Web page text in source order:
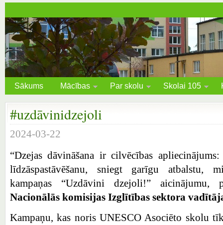
Sākums Mācības Par skolu Skolai 105
#uzdāvinidzejoli
2024-03-22
“Dzejas dāvināšana ir cilvēcības
līdzāspastāvēšanu, sniegt garīgu atbalstu,
kampaņas “Uzdāvini dzejoli!”
Nacionālās komisijas Izglītības sektora
Kampaņu, kas noris UNESCO Asociēto skolu